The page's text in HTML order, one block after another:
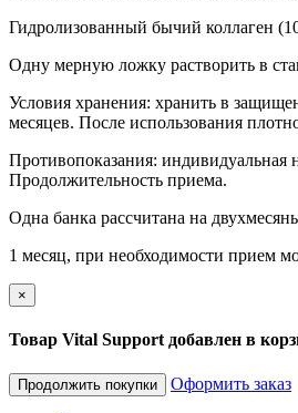
Гидролизованный бычий коллаген
Одну мерную ложку растворить в
Условия хранения: хранить в
месяцев. После использования
Противопоказания: индивидуальная
Продолжительность приема.
Одна банка рассчитана на
1 месяц, при необходимости прием
×
Товар Vital Support добавлен в
Продолжить покупки Оформить заказ